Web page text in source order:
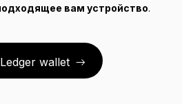
вам устройство.
wallet